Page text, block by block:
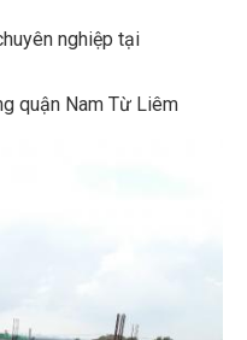
nghiệp tại
quận Nam Từ Liêm